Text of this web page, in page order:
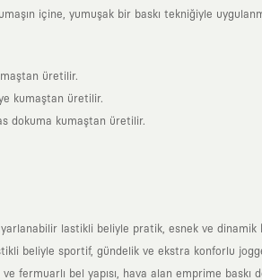
içine, yumuşak bir baskı tekniğiyle
üretilir.
kumaştan üretilir.
dokuma kumaştan üretilir.
lastikli beliyle pratik, esnek ve dinamik
beliyle sportif, gündelik ve ekstra konforlu
fermuarlı bel yapısı, hava alan emprime baskı